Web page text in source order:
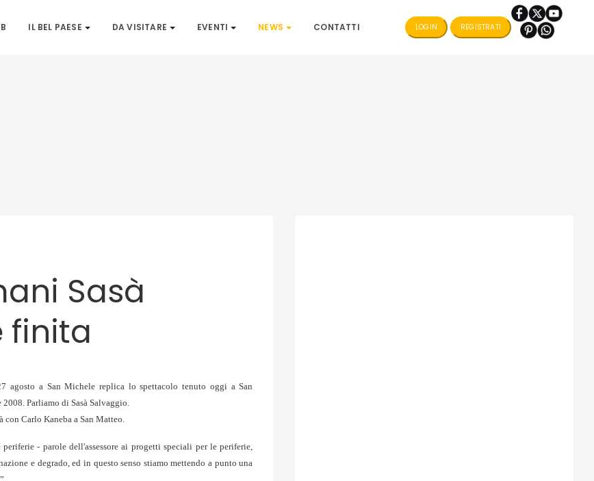
IL BEL PAESE DA VISITARE EVENTI NEWS CONTATTI LOGIN REGISTRATI
Sasà
finita
agosto a San Michele replica lo spettacolo tenuto oggi a San
Parliamo di Sasà Salvaggio.
Carlo Kaneba a San Matteo.
- parole dell'assessore ai progetti speciali per le periferie,
e degrado, ed in questo senso stiamo mettendo a punto una